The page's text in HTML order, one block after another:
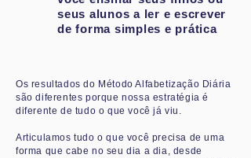
seus alunos a ler e escrever
de forma simples e prática
Os resultados do Método Alfabetização Diária
são diferentes porque nossa estratégia é
diferente de tudo o que você já viu.
Articulamos tudo o que você precisa de uma
forma que cabe no seu dia a dia, desde